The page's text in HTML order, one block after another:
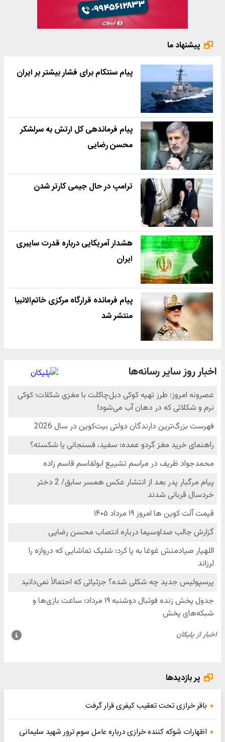
پیشنهاد ما
پیام سنتکام برای فشار بیشتر بر ایران
پیام فرماندهی کل ارتش به سرلشکر
محسن رضایی
ترامپ در حال جیمی کارتر شدن
هشدار آمریکایی درباره قدرت سایبری
ایران
پیام فرمانده قرارگاه مرکزی خاتم‌الانبیا
منتشر شد
پر بازدیدها
باقر خرازی تحت تعقیب کیفری قرار گرفت
اظهارات شوکه کننده خرازی درباره عامل سوم ترور شهید سلیمانی